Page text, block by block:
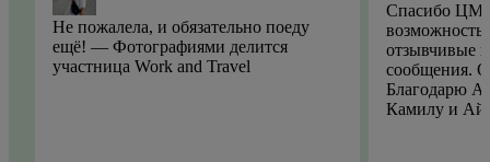
Не пожалела, и обязательно поеду
ещё! — Фотографиями делится
участница Work and Travel
Спасибо ЦМО
отзывчивые
сообщения.
Благодарю
Камилу и